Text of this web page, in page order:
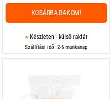
Készleten - külső raktár
Szállítási idő: 2-6 munkanap
KOSÁRBA RAKOM!